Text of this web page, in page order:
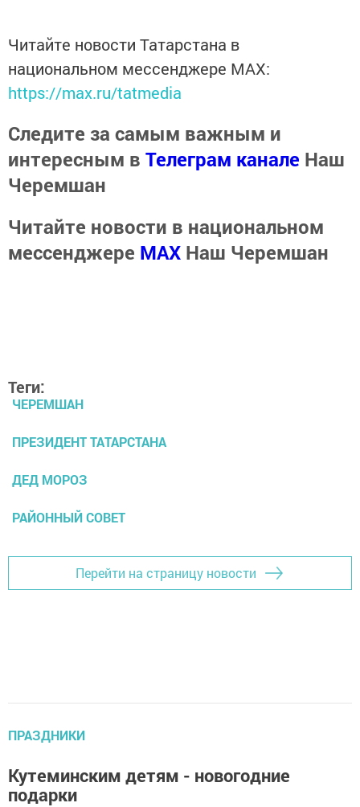
Читайте новости Татарстана в
национальном мессенджере MАХ:
https://max.ru/tatmedia
Следите за самым важным и
интересным в Телеграм канале Наш
Черемшан
Читайте новости в национальном
мессенджере MАХ Наш Черемшан
Теги:
ЧЕРЕМШАН
ПРЕЗИДЕНТ ТАТАРСТАНА
ДЕД МОРОЗ
РАЙОННЫЙ СОВЕТ
Перейти на страницу новости
ПРАЗДНИКИ
Кутеминским детям - новогодние
подарки